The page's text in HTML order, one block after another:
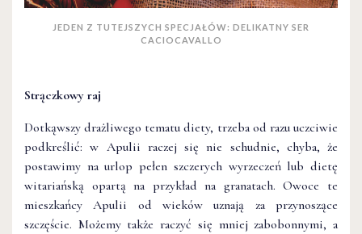
JEDEN Z TUTEJSZYCH SPECJAŁÓW: DELIKATNY SER
CACIOCAVALLO
Strączkowy raj
Dotkąwszy drażliwego tematu diety, trzeba od razu uczciwie
podkreślić: w Apulii raczej się nie schudnie, chyba, że
postawimy na urlop pełen szczerych wyrzeczeń lub dietę
witariańską opartą na przykład na granatach. Owoce te
mieszkańcy Apulii od wieków uznają za przynoszące
szczęście. Możemy także raczyć się mniej zabobonnymi, a